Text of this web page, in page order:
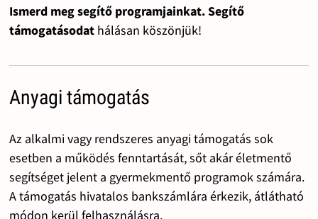
Ismerd meg segítő programjainkat. Segítő
támogatásodat hálásan köszönjük!
Anyagi támogatás
Az alkalmi vagy rendszeres anyagi támogatás sok
esetben a működés fenntartását, sőt akár életmentő
segítséget jelent a gyermekmentő programok számára.
A támogatás hivatalos bankszámlára érkezik, átlátható
módon kerül felhasználásra.